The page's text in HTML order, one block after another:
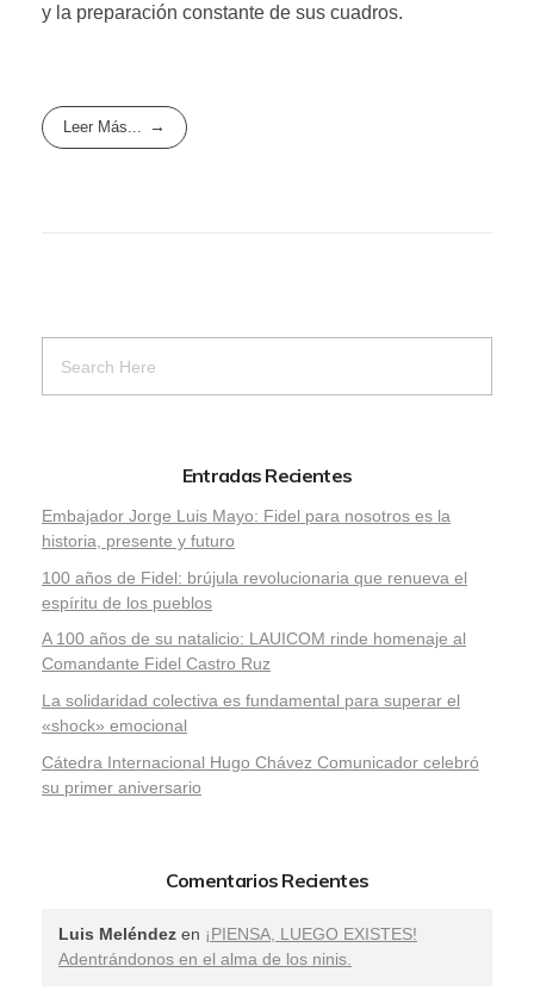
y la preparación constante de sus cuadros.
Leer Más...
Entradas Recientes
Embajador Jorge Luis Mayo: Fidel para nosotros es la
historia, presente y futuro
100 años de Fidel: brújula revolucionaria que renueva el
espíritu de los pueblos
A 100 años de su natalicio: LAUICOM rinde homenaje al
Comandante Fidel Castro Ruz
La solidaridad colectiva es fundamental para superar el
«shock» emocional
Cátedra Internacional Hugo Chávez Comunicador celebró
su primer aniversario
Comentarios Recientes
Luis Meléndez en ¡PIENSA, LUEGO EXISTES!
Adentrándonos en el alma de los ninis.